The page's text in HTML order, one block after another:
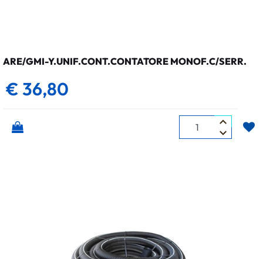
ARE/GMI-Y.UNIF.CONT.CONTATORE MONOF.C/SERR.
€ 36,80
Quantità